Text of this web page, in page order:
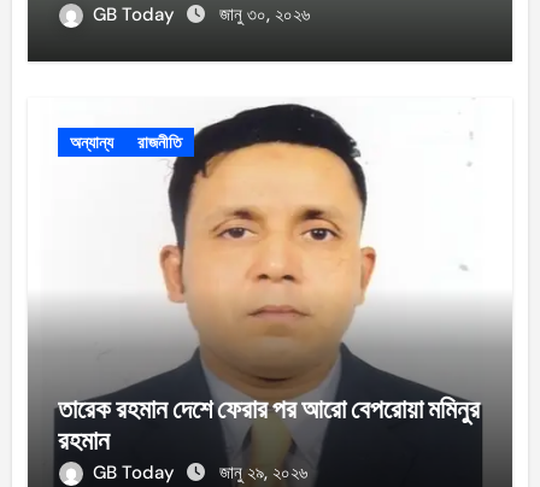
GB Today জানু ৩০, ২০২৬
অন্যান্য রাজনীতি
তারেক রহমান দেশে ফেরার পর আরো বেপরোয়া মমিনুর
রহমান
GB Today জানু ২৯, ২০২৬